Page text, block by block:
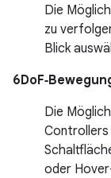
Die
zu
Blick
Die
Controllers
oder